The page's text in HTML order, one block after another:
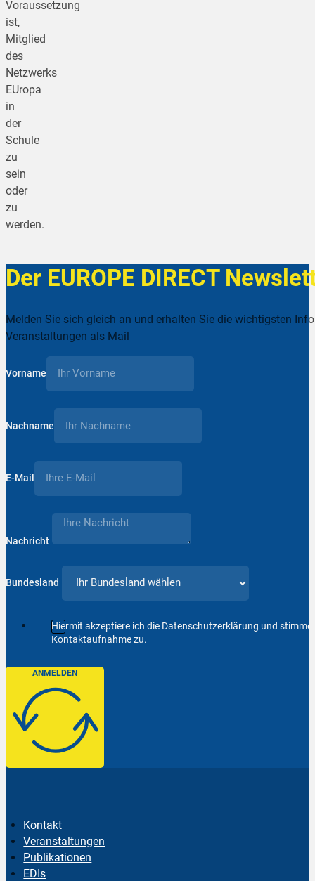
Voraussetzung
ist,
Mitglied
des
Netzwerks
EUropa
in
der
Schule
zu
sein
oder
zu
werden.
Der EUROPE DIRECT
Melden Sie sich gleich an und erhalten Sie die wichtigsten
Veranstaltungen als Mail
Vorname
Nachname
E-Mail
Nachricht
Bundesland
Hiermit akzeptiere ich die Datenschutzerklärung und
Kontaktaufnahme zu.
ANMELDEN
Kontakt
Veranstaltungen
Publikationen
EDIs